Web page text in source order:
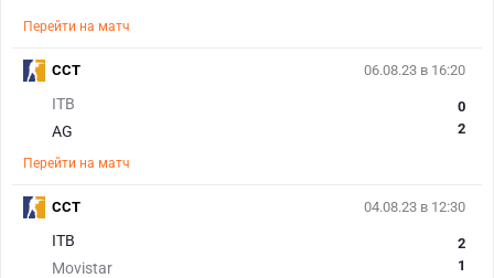
Перейти на матч
06.08.23 в 16:20
ITB
AG
0
2
Перейти на матч
CCT
04.08.23 в 12:30
ITB
Movistar
2
1
CCT